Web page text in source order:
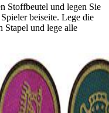
Stoffbeutel und legen Sie
beiseite. Lege die
Stapel und lege alle